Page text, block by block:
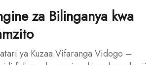
za Bilinganya kwa
ya Kuzaa Vifaranga Vidogo –